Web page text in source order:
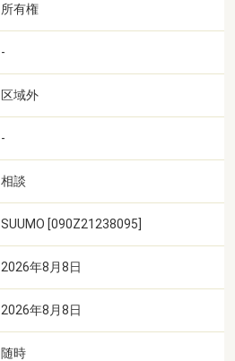
所有権
-
区域外
-
相談
SUUMO [090Z21238095]
2026年8月8日
2026年8月8日
随時